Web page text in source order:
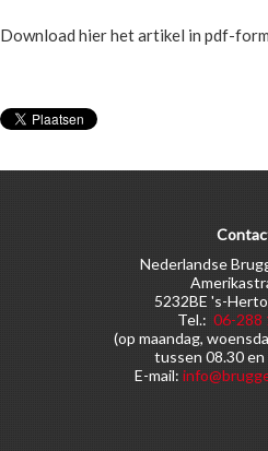
Download hier het artikel in pdf-
Nederlandse
5232BE 's-
Tel.: 06-288
(op maandag,
tussen 08.30 en
E-mail: